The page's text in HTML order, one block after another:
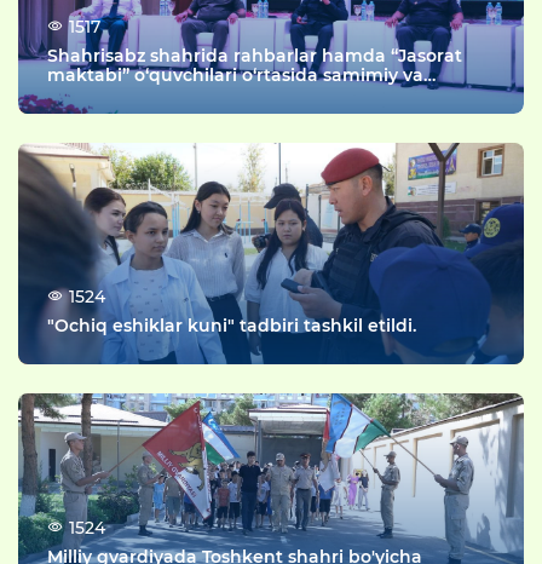
1517
Shahrisabz shahrida rahbarlar hamda “Jasorat
maktabi” o‘quvchilari o‘rtasida samimiy va
mazmunli uchrashuv tashkil etildi.
1524
"Ochiq eshiklar kuni" tadbiri tashkil etildi.
1524
Milliy gvardiyada Toshkent shahri bo'yicha